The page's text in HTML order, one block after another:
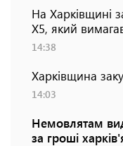
На Харківщині
Х5, який
14:38
Харківщина
14:03
Немовлятам
за гроші